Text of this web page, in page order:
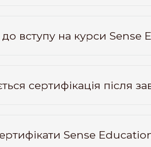
вступу на курси Sense
сертифікація після
Sense